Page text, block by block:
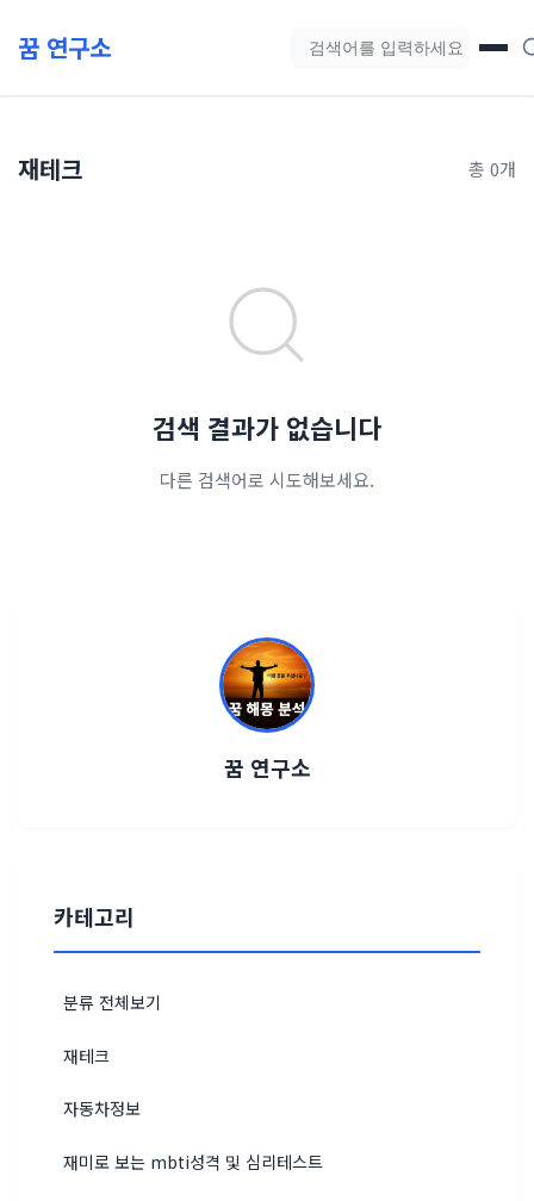
꿈 연구소 블로그 검색
재테크 총 0개
검색 결과가 없습니다
다른 검색어로 시도해보세요.
꿈 연구소
카테고리
분류 전체보기
재테크
자동차정보
재미로 보는 mbti성격 및 심리테스트